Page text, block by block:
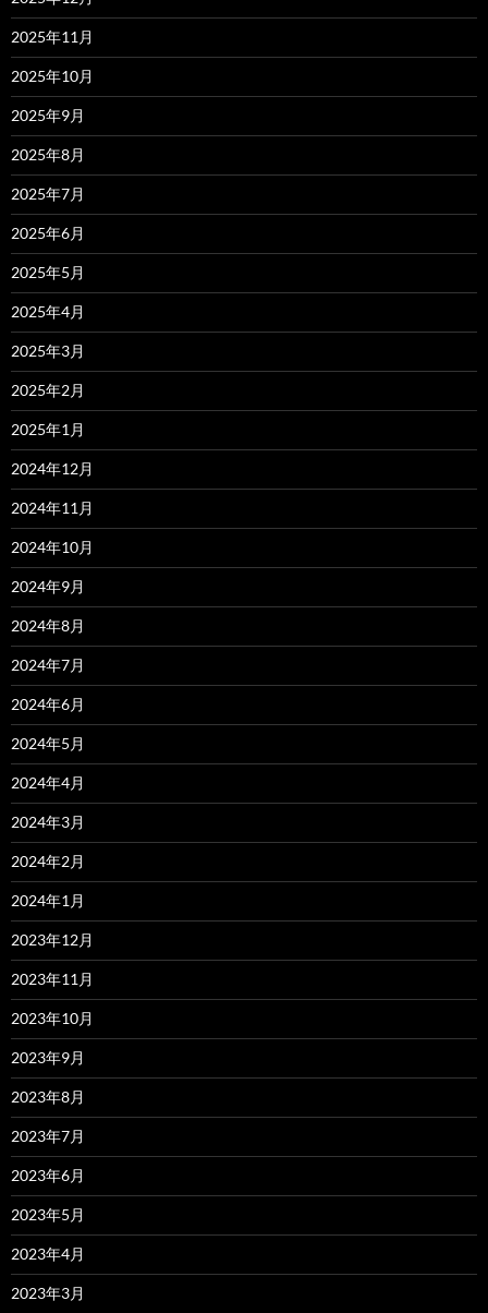
2025年11月
2025年10月
2025年9月
2025年8月
2025年7月
2025年6月
2025年5月
2025年4月
2025年3月
2025年2月
2025年1月
2024年12月
2024年11月
2024年10月
2024年9月
2024年8月
2024年7月
2024年6月
2024年5月
2024年4月
2024年3月
2024年2月
2024年1月
2023年12月
2023年11月
2023年10月
2023年9月
2023年8月
2023年7月
2023年6月
2023年5月
2023年4月
2023年3月